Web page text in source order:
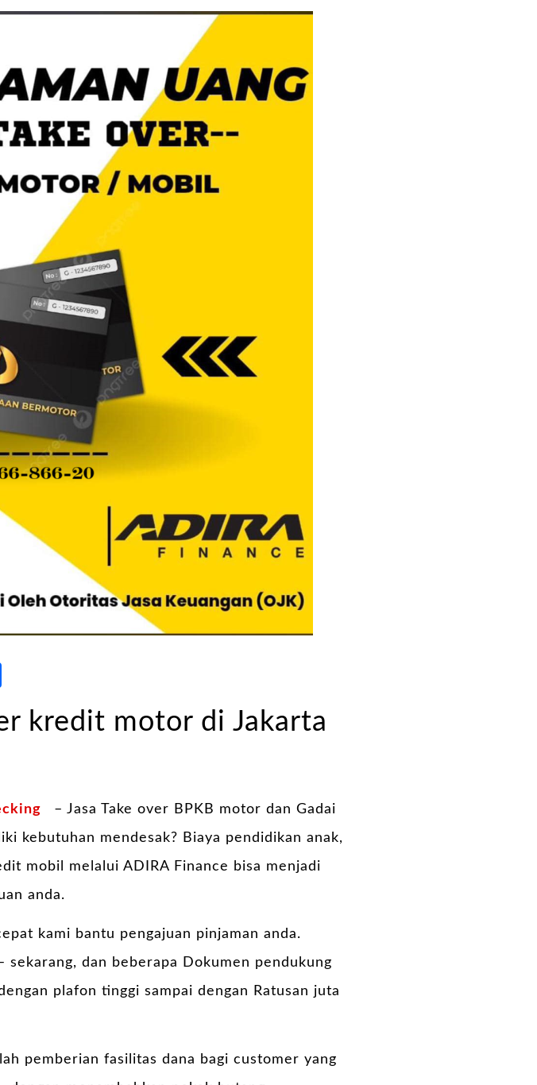
kredit motor di Jakarta
– Jasa Take over BPKB motor dan Gadai
kebutuhan mendesak? Biaya pendidikan anak,
mobil melalui ADIRA Finance bisa menjadi
anda.
kami bantu pengajuan pinjaman anda.
dan beberapa Dokumen pendukung
plafon tinggi sampai dengan Ratusan juta
pemberian fasilitas dana bagi customer yang